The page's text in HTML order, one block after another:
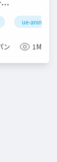
ue-
ン 1M